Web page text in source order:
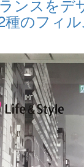
ンスをデ
のフィル